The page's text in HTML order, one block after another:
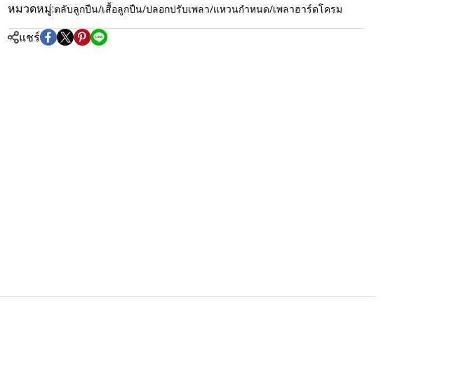
หมวดหมู่:ตลับลูกปืน/เสื้อลูกปืน/ปลอกปรับเพลา/แหวนกำหนด/เพลาฮาร์ดโครม
แชร์